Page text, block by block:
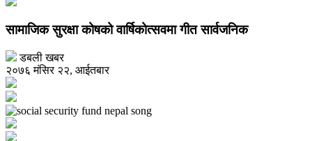
सामाजिक सुरक्षा कोषको वार्षिकोत्सवमा गीत सार्वजनिक
डबली खबर
२०७६ मंसिर २२, आईतबार